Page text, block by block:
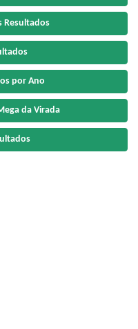
Resultados
por Ano
da Virada